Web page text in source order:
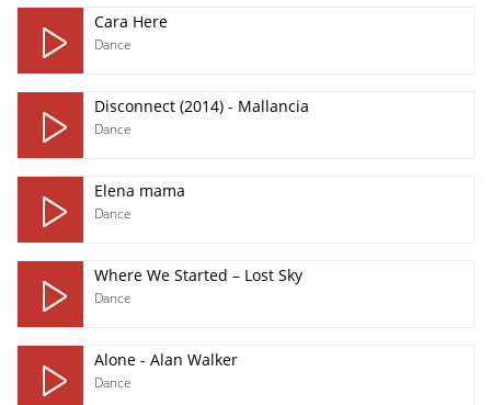
Cara Here
Dance
Disconnect (2014) - Mallancia
Dance
Elena mama
Dance
Where We Started – Lost Sky
Dance
Alone - Alan Walker
Dance